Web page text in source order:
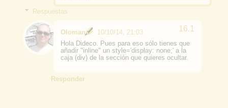
Respuestas
Oloman
10/10/14, 21:03
Hola Dideco. Pues para eso sólo tienes que
añadir "inline" un style='display: none;' a la
caja (div) de la sección que quieres ocultar.
Responder